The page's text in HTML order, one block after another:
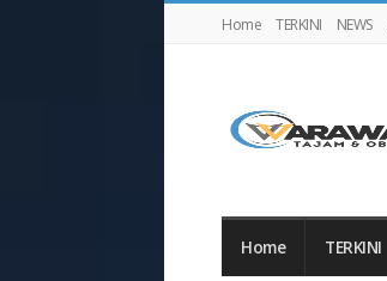
Home TERKINI NEWS
Home TERKINI